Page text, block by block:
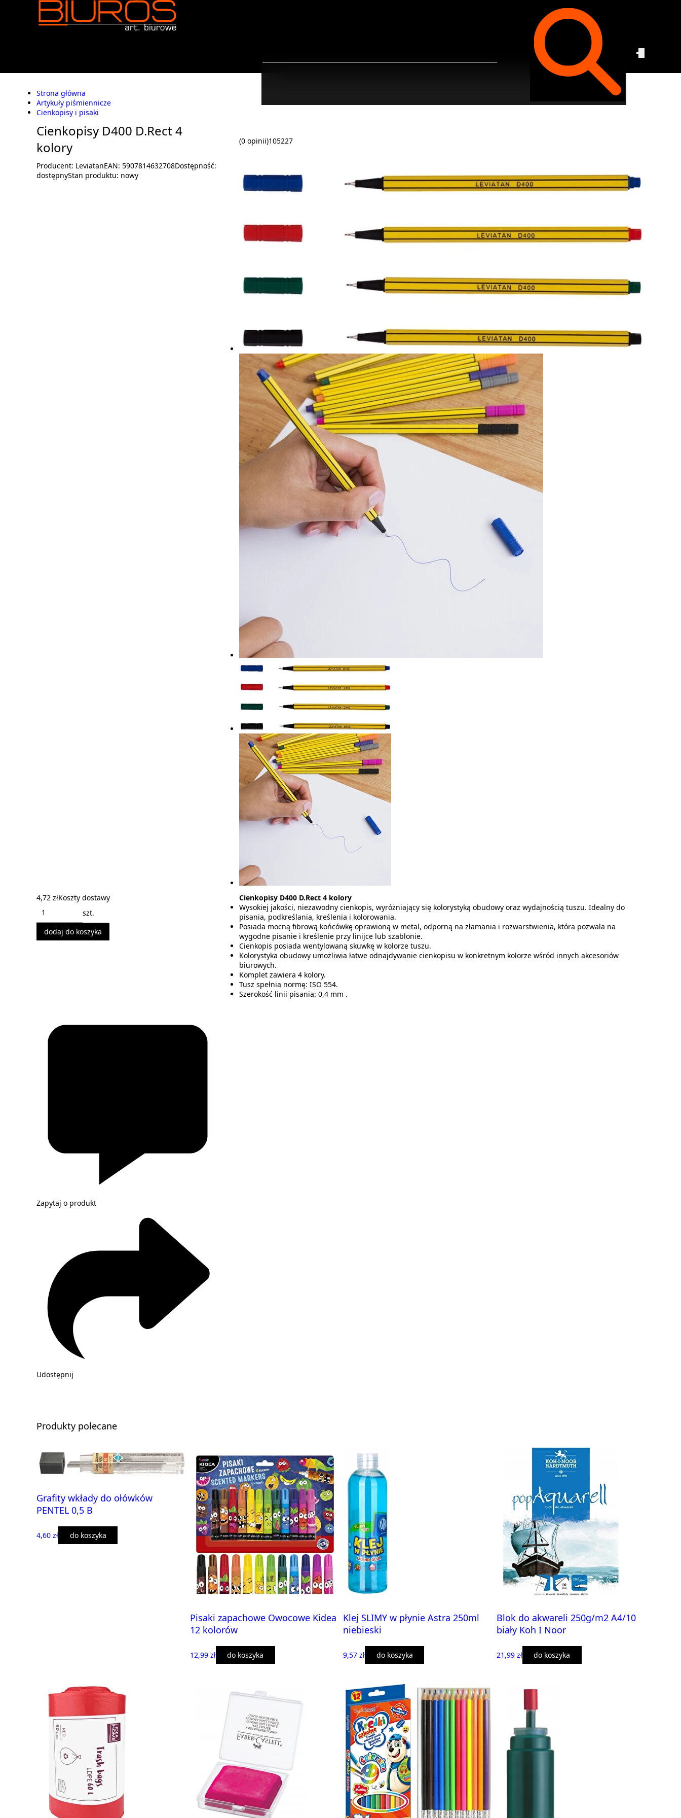
Strona główna
Artykuły piśmiennicze
Cienkopisy i pisaki
Cienkopisy D400 D.Rect 4
kolory
(0 opinii)105227
Producent: LeviatanEAN: 5907814632708Dostępność:
dostępnyStan produktu: nowy
4,72 złKoszty dostawy
szt.
dodaj do koszyka
Cienkopisy D400 D.Rect 4 kolory
Wysokiej jakości, niezawodny cienkopis, wyróżniający się kolorystyką obudowy oraz wydajnością tuszu. Idealny do
pisania, podkreślania, kreślenia i kolorowania.
Posiada mocną fibrową końcówkę oprawioną w metal, odporną na złamania i rozwarstwienia, która pozwala na
wygodne pisanie i kreślenie przy linijce lub szablonie.
Cienkopis posiada wentylowaną skuwkę w kolorze tuszu.
Kolorystyka obudowy umożliwia łatwe odnajdywanie cienkopisu w konkretnym kolorze wśród innych akcesoriów
biurowych.
Komplet zawiera 4 kolory.
Tusz spełnia normę: ISO 554.
Szerokość linii pisania: 0,4 mm .
Zapytaj o produkt
Udostępnij
Produkty polecane
Grafity wkłady do ołówków
PENTEL 0,5 B
4,60 zł do koszyka
Pisaki zapachowe Owocowe Kidea
12 kolorów
12,99 zł do koszyka
Klej SLIMY w płynie Astra 250ml
niebieski
9,57 zł do koszyka
Blok do akwareli 250g/m2 A4/10
biały Koh I Noor
21,99 zł do koszyka